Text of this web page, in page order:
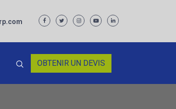
OBTENIR UN DEVIS